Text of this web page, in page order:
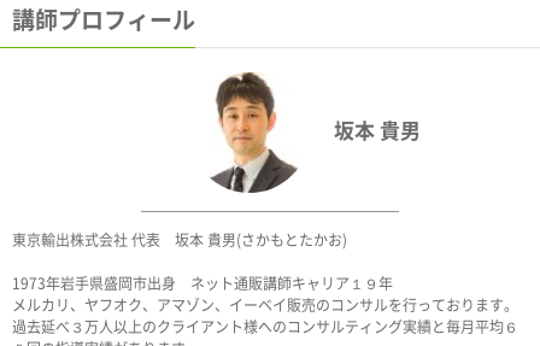
講師プロフィール
坂本 貴男
東京輸出株式会社 代表 坂本 貴男(さかもとたかお)
1973年岩手県盛岡市出身 ネット通販講師キャリア１９年
メルカリ、ヤフオク、アマゾン、イーベイ販売のコンサルを行っております。
過去延べ３万人以上のクライアント様へのコンサルティング実績と毎月平均６